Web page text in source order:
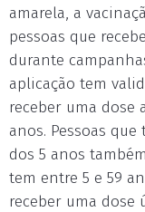
amarela, a
pessoas que
durante
aplicação tem
receber uma dose
anos. Pessoas
dos 5 anos
tem entre 5 e 59
receber uma dose